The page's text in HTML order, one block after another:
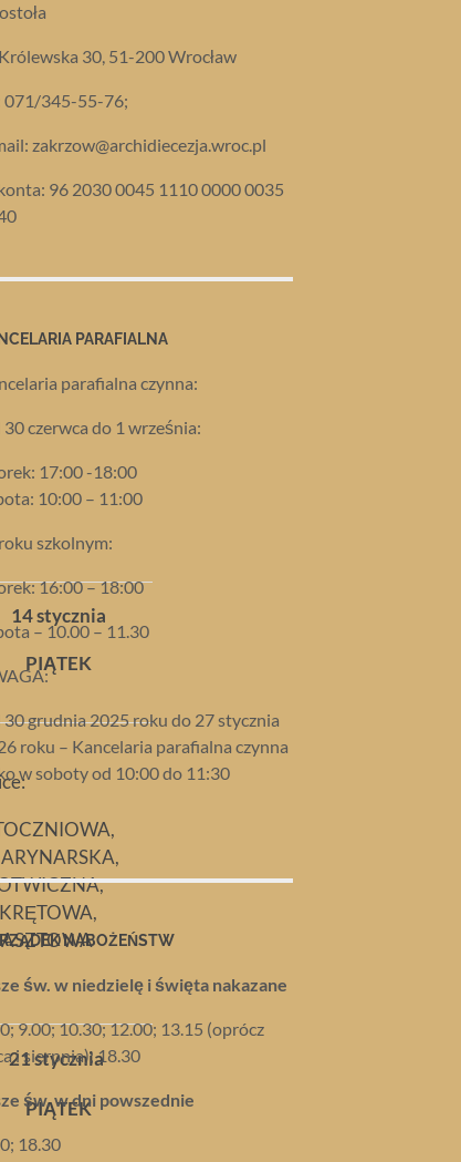
14 stycznia
PIĄTEK
21 stycznia
PIĄTEK
30, 51-200 Wrocław
071/345-55-76;
zakrzow@archidiecezja.wroc.pl
96 2030 0045 1110 0000 0035
PARAFIALNA
parafialna czynna:
czerwca do 1 września:
17:00 -18:00
10:00 – 11:00
szkolnym:
16:00 – 18:00
– 10.00 – 11.30
30 grudnia 2025 roku do 27 stycznia
roku – Kancelaria parafialna czynna
w soboty od 10:00 do 11:30
NABOŻEŃSTW
św. w niedzielę i święta nakazane
9.00; 10.30; 12.00; 13.15 (oprócz
i sierpnia); 18.30
św. w dni powszednie
18.30